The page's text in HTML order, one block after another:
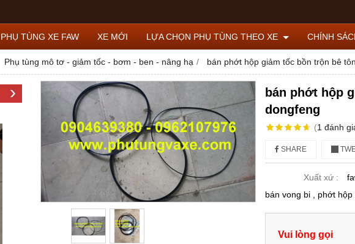
PHỤ TÙNG XE FAW XE MỚI LỰA CHỌN PHỤ TÙNG THEO XE CHÍNH
Phụ tùng mô tơ - giảm tốc - bơm - ben - nâng hạ bán phớt hộp giảm tốc bồn trộn bê
›
bán phớt hộp
dongfeng
(1 đánh
SHARE
Xuất xứ :
bán vong bi , phớt
Vui lòng gọi